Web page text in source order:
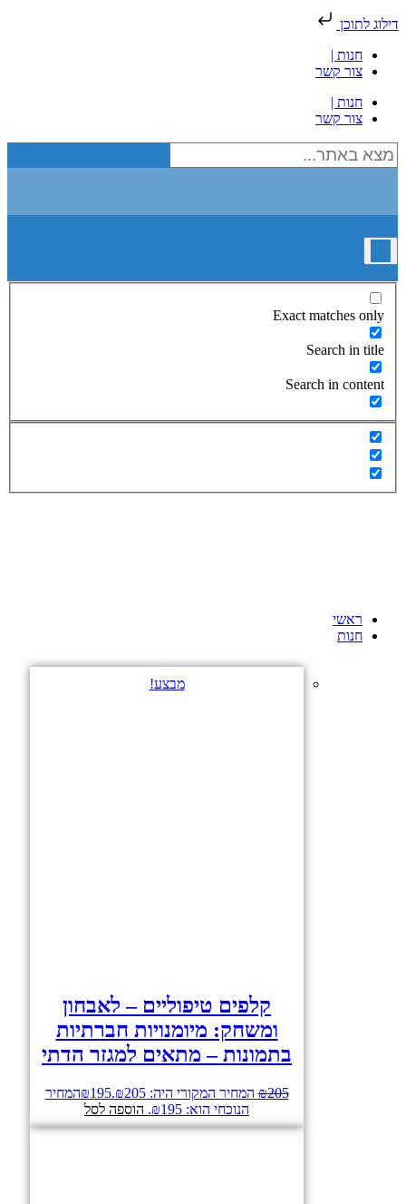
דילוג לתוכן
חנות |
צור קשר
חנות |
צור קשר
Exact matches only
Search in title
Search in content
ראשי
חנות
מבצע!
קלפים טיפוליים – לאבחון
ומשחק: מיומנויות חברתיות
בתמונות – מתאים למגזר הדתי
₪205 המחיר המקורי היה: ₪205. ₪195
המחיר
הנוכחי הוא: ₪195.
הוספה לסל